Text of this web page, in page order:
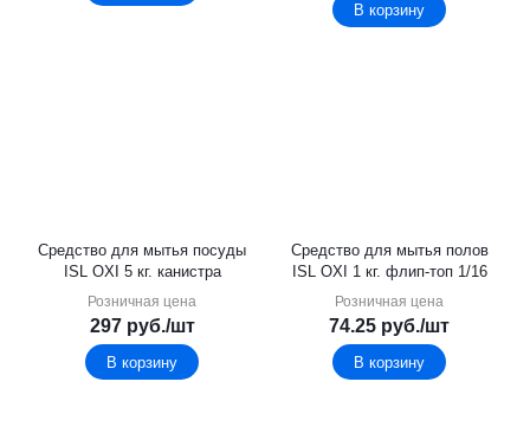
В корзину
Средство для мытья посуды
ISL OXI 5 кг. канистра
Розничная цена
297руб./шт
В корзину
Средство для мытья полов
ISL OXI 1 кг. флип-топ 1/16
Розничная цена
74.25 руб./шт
В корзину